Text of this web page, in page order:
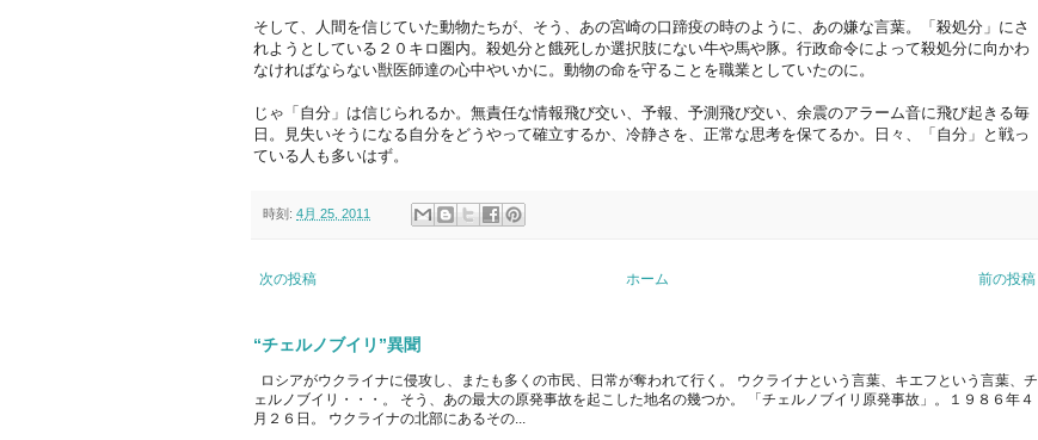
そして、人間を信じていた動物たちが、そう、あの宮崎の口蹄疫の時のように、あの嫌な言葉。「殺処分」にさ
れようとしている２０キロ圏内。殺処分と餓死しか選択肢にない牛や馬や豚。行政命令によって殺処分に向かわ
なければならない獣医師達の心中やいかに。動物の命を守ることを職業としていたのに。
じゃ「自分」は信じられるか。無責任な情報飛び交い、予報、予測飛び交い、余震のアラーム音に飛び起きる毎
日。見失いそうになる自分をどうやって確立するか、冷静さを、正常な思考を保てるか。日々、「自分」と戦っ
ている人も多いはず。
時刻: 4月 25, 2011
次の投稿 前の投稿
ホーム
“チェルノブイリ”異聞
ロシアがウクライナに侵攻し、またも多くの市民、日常が奪われて行く。 ウクライナという言葉、キエフという言葉、チ
ェルノブイリ・・・。 そう、あの最大の原発事故を起こした地名の幾つか。 「チェルノブイリ原発事故」。１９８６年４
月２６日。 ウクライナの北部にあるその...